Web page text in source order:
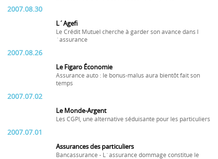
2007.08.30
L´Agefi
Le Crédit Mutuel cherche à garder son avance dans l
´assurance
2007.08.26
Le Figaro Économie
Assurance auto : le bonus-malus aura bientôt fait son
temps
2007.07.02
Le Monde-Argent
Les CGPI, une alternative séduisante pour les particuliers
2007.07.01
Assurances des particuliers
Bancassurance - L´assurance dommage constitue le